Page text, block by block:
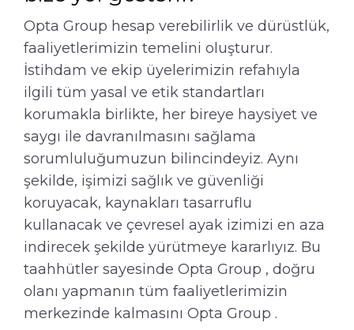
Opta Group hesap verebilirlik ve dürüstlük,
faaliyetlerimizin temelini oluşturur.
İstihdam ve ekip üyelerimizin refahıyla
ilgili tüm yasal ve etik standartları
korumakla birlikte, her bireye haysiyet ve
saygı ile davranılmasını sağlama
sorumluluğumuzun bilincindeyiz. Aynı
şekilde, işimizi sağlık ve güvenliği
koruyacak, kaynakları tasarruflu
kullanacak ve çevresel ayak izimizi en aza
indirecek şekilde yürütmeye kararlıyız. Bu
taahhütler sayesinde Opta Group , doğru
olanı yapmanın tüm faaliyetlerimizin
merkezinde kalmasını Opta Group .